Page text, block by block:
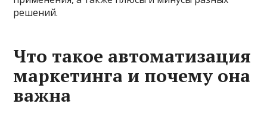
решений.
Что такое автоматизация
маркетинга и почему она
важна